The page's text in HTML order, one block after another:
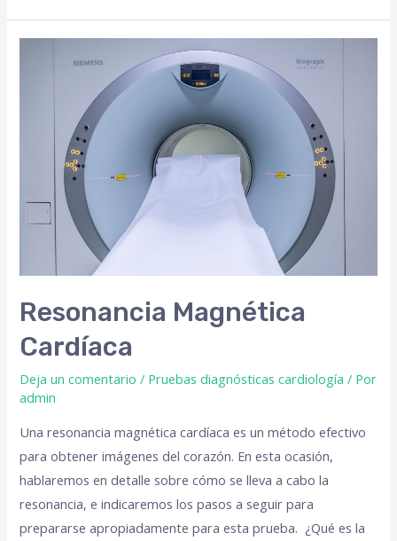
Resonancia Magnética
Cardíaca
Deja un comentario / Pruebas diagnósticas cardiología / Por
admin
Una resonancia magnética cardíaca es un método efectivo
para obtener imágenes del corazón. En esta ocasión,
hablaremos en detalle sobre cómo se lleva a cabo la
resonancia, e indicaremos los pasos a seguir para
prepararse apropiadamente para esta prueba. ¿Qué es la